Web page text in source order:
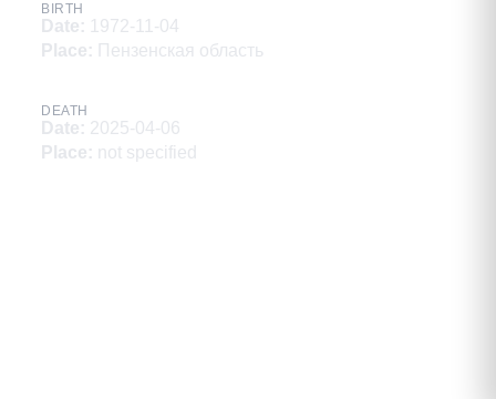
BIRTH
Date: 1972-11-04
Place: Пензенская область
DEATH
Date: 2025-04-06
Place: not specified